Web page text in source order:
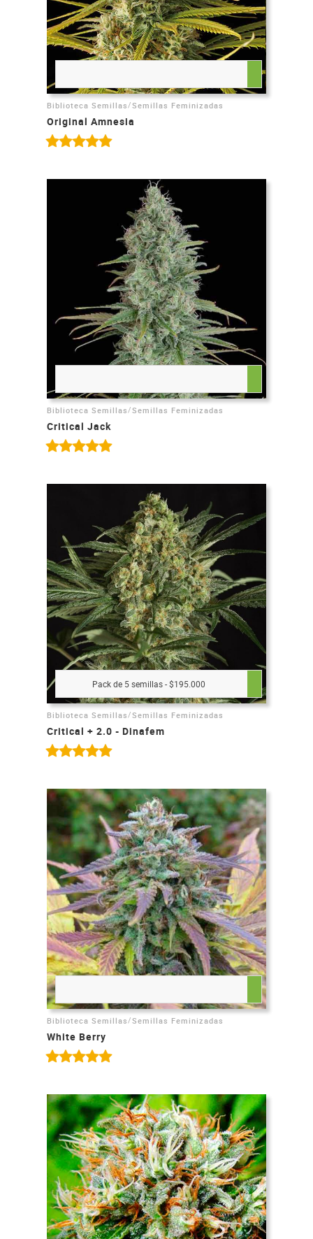
Biblioteca Semillas /Semillas Feminizadas
Original Amnesia
Biblioteca Semillas /Semillas Feminizadas
Critical Jack
Pack de 5 semillas - $195.000
Biblioteca Semillas/Semillas Feminizadas
Critical + 2.0 - Dinafem
Biblioteca Semillas /Semillas Feminizadas
White Berry